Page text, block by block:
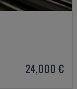
24,000 €